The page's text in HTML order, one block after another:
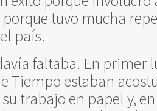
tuvo mucha
país.
faltaba. En primer
Tiempo estaban
trabajo en papel y,